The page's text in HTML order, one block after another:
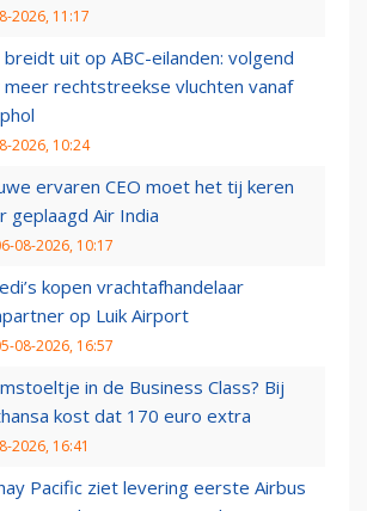
2026, 11:17
breidt uit op ABC-eilanden: volgend
meer rechtstreekse vluchten vanaf
2026, 10:24
ervaren CEO moet het tij keren
geplaagd Air India
08-2026, 10:17
kopen vrachtafhandelaar
op Luik Airport
08-2026, 16:57
in de Business Class? Bij
kost dat 170 euro extra
2026, 16:41
Pacific ziet levering eerste Airbus